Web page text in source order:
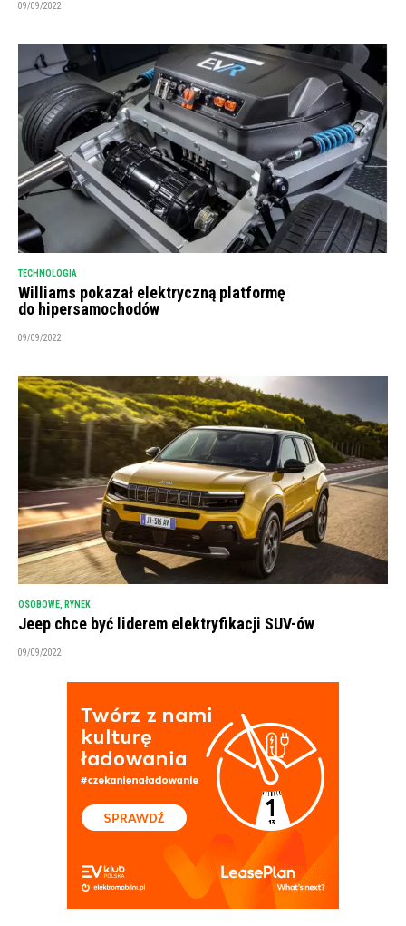
09/09/2022
TECHNOLOGIA
Williams pokazał elektryczną platformę
do hipersamochodów
09/09/2022
OSOBOWE RYNEK
Jeep chce być liderem elektryfikacji SUV-ów
09/09/2022